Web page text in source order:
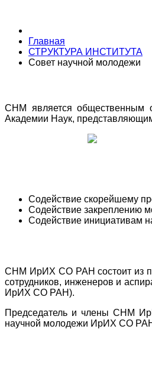
Главная
СТРУКТУРА ИНСТИТУТА
Совет научной молодежи
СНМ является общественным
Академии Наук,
Содействие скорейшему
Содействие закреплению
Содействие инициативам
СНМ ИрИХ СО РАН состоит из
сотрудников, инженеров и
ИрИХ СО РАН).
Председатель и члены СНМ
научной молодежи ИрИХ СО